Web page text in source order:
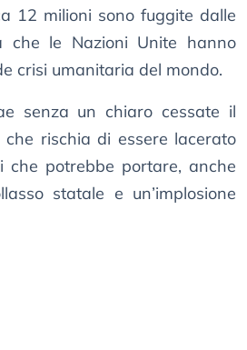
12 milioni sono fuggite dalle
che le Nazioni Unite hanno
crisi umanitaria del mondo.
senza un chiaro cessate il
rischia di essere lacerato
che potrebbe portare, anche
statale e un’implosione